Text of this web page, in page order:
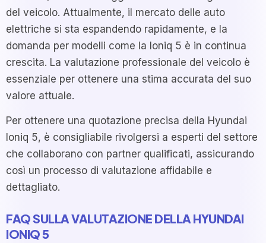
del veicolo. Attualmente, il mercato delle auto
elettriche si sta espandendo rapidamente, e la
domanda per modelli come la Ioniq 5 è in continua
crescita. La valutazione professionale del veicolo è
essenziale per ottenere una stima accurata del suo
valore attuale.
Per ottenere una quotazione precisa della Hyundai
Ioniq 5, è consigliabile rivolgersi a esperti del settore
che collaborano con partner qualificati, assicurando
così un processo di valutazione affidabile e
dettagliato.
FAQ SULLA VALUTAZIONE DELLA HYUNDAI
IONIQ 5